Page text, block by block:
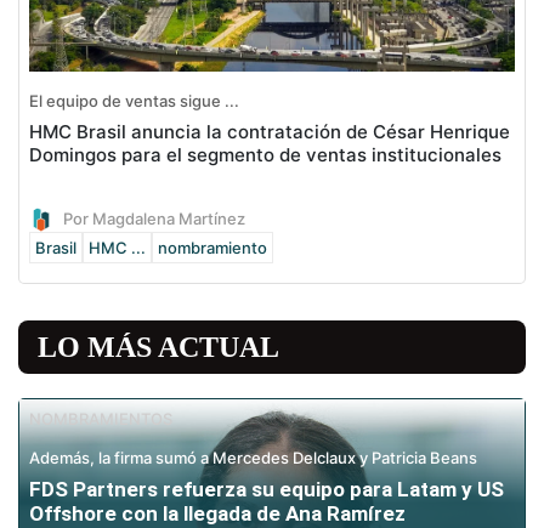
El equipo de ventas sigue ...
HMC Brasil anuncia la contratación de César Henrique
Domingos para el segmento de ventas institucionales
Por Magdalena Martínez
Brasil
HMC ... nombramiento
LO MÁS ACTUAL
NOMBRAMIENTOS
Además, la firma sumó a Mercedes Delclaux y Patricia Beans
FDS Partners refuerza su equipo para Latam y US
Offshore con la llegada de Ana Ramírez